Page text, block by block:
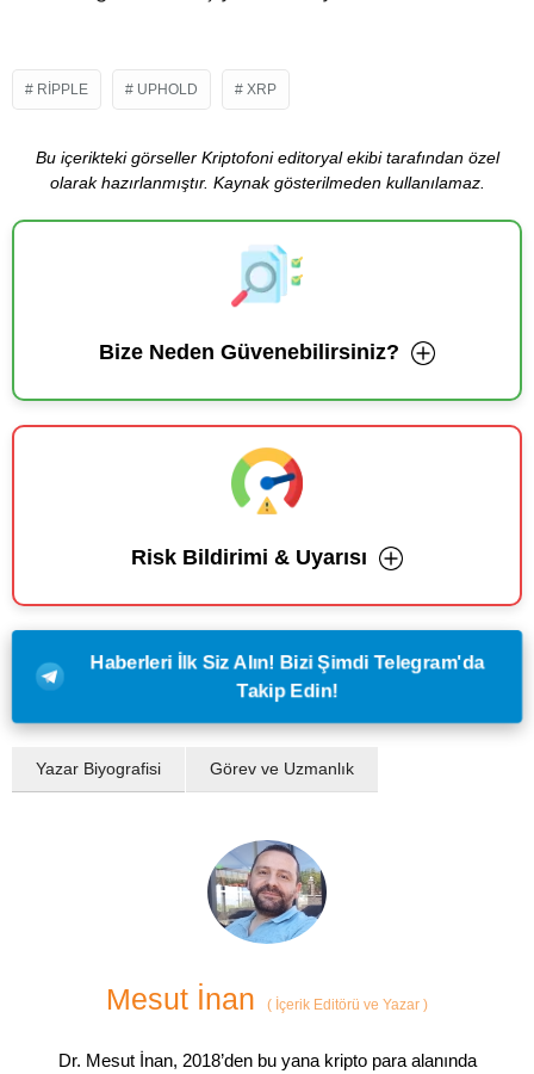
RIPPLE UPHOLD XRP
Bu içerikteki görseller Kriptofoni editoryal ekibi tarafından özel
olarak hazırlanmıştır. Kaynak gösterilmeden kullanılamaz.
Bize Neden Güvenebilirsiniz?
Risk Bildirimi & Uyarısı
Haberleri İlk Siz Alın! Bizi Şimdi Telegram'da
Takip Edin!
Yazar Biyografisi Görev ve Uzmanlık
Mesut İnan ( İçerik Editörü ve Yazar )
Dr. Mesut İnan, 2018’den bu yana kripto para alanında